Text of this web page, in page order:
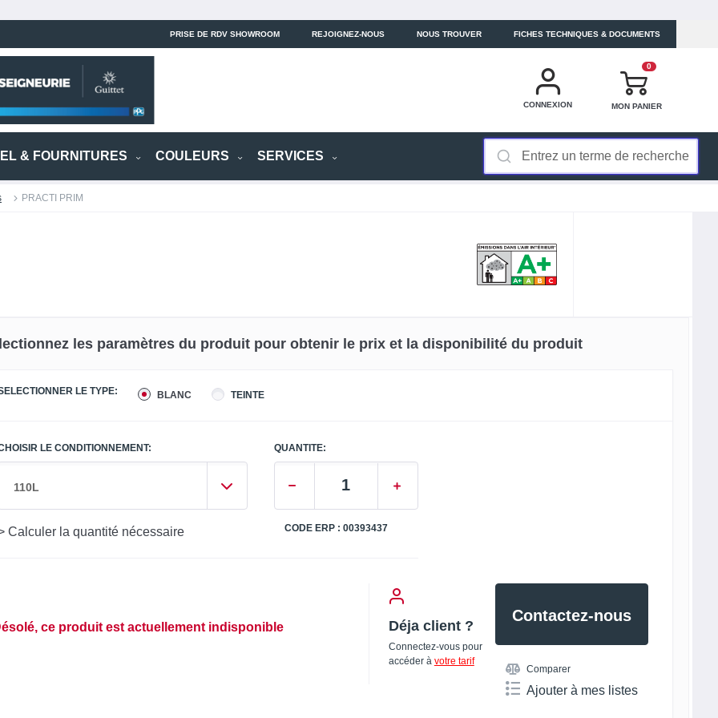
PRISE DE RDV SHOWROOM REJOIGNEZ-NOUS NOUS TROUVER FICHES TECHNIQUES & DOCUMENTS
CONNEXION
0
MON PANIER
& FOURNITURES COULEURS SERVICES
PRACTI PRIM
les paramètres du produit pour obtenir le prix et la disponibilité du produit
LE TYPE: BLANC TEINTE
LE CONDITIONNEMENT:
110L
Calculer la quantité nécessaire
QUANTITE:
CODE ERP : 00393437
ce produit est actuellement indisponible Déja client ?
Connectez-vous pour
accéder à votre tarif
Contactez-nous
Comparer
Ajouter à mes listes